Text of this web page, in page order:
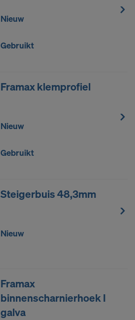
Nieuw
Gebruikt
Framax klemprofiel
Nieuw
Gebruikt
Steigerbuis 48,3mm
Nieuw
Framax
binnenscharnierhoek I
galva